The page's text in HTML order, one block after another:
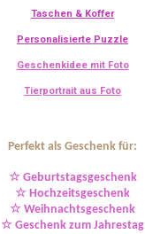
Taschen & Koffer
Personalisierte Puzzle
Geschenkidee mit Foto
Tierportrait aus Foto
Perfekt als Geschenk für:
☆ Geburtstagsgeschenk
☆ Hochzeitsgeschenk
☆ Weihnachtsgeschenk
☆ Geschenk zum Jahrestag